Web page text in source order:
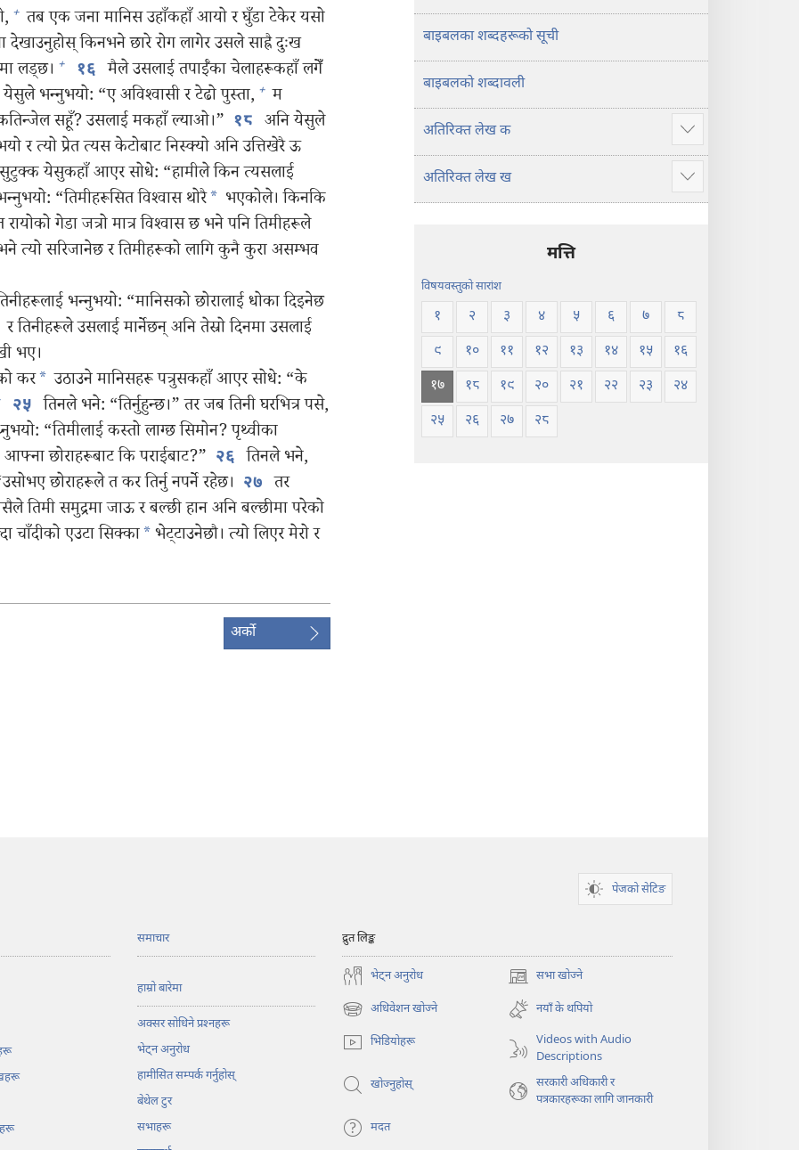
+ तब एक जना मानिस उहाँकहाँ आयो र घुँडा टेकेर यसो
देखाउनुहोस्‌ किनभने छारे रोग लागेर उसले साह्रै दुःख
लड्‌छ। + १६ मैले उसलाई तपाईँका चेलाहरूकहाँ लगेँ
भन्‍नुभयो: “ए अविश्‍वासी र टेढो पुस्ता, + म
सहूँ? उसलाई मकहाँ ल्याओ।” १८ अनि येसुले
र त्यो प्रेत त्यस केटोबाट निस्क्यो अनि उत्तिखेरै ऊ
येसुकहाँ आएर सोधे: “हामीले किन त्यसलाई
“तिमीहरूसित विश्‍वास थोरै* भएकोले। किनकि
गेडा जत्रो मात्र विश्‍वास छ भने पनि तिमीहरूले
त्यो सरिजानेछ र तिमीहरूको लागि कुनै कुरा असम्भव
भन्‍नुभयो: “मानिसको छोरालाई धोका दिइनेछ
र तिनीहरूले उसलाई मार्नेछन्‌ अनि तेस्रो दिनमा उसलाई
भए।
कर* उठाउने मानिसहरू पत्रुसकहाँ आएर सोधे: “के
२५ तिनले भने: “तिर्नुहुन्छ।” तर जब तिनी घरभित्र पसे,
“तिमीलाई कस्तो लाग्छ सिमोन? पृथ्वीका
छोराहरूबाट कि पराईबाट?” २६ तिनले भने,
छोराहरूले त कर तिर्नु नपर्ने रहेछ। २७ तर
तिमी समुद्रमा जाऊ र बल्छी हान अनि बल्छीमा परेको
चाँदीको एउटा सिक्का* भेट्टाउनेछौ। त्यो लिएर मेरो र
अर्को
बाइबलका शब्दहरूको सूची
बाइबलको शब्दावली
अतिरिक्‍त लेख क
थप
देखाउने
अतिरिक्‍त लेख ख
थप
देखाउने
मत्ति
विषयवस्तुको सारांश
१ २ ३ ४ ५ ६ ७
८
९
१० ११ १२ १३ १४ १५
१६
१७
१८ १९ २० २१ २२ २३
२४
२५
२६ २७ २८
पेजको सेटिङ
समाचार
हाम्रो बारेमा
अक्सर सोधिने प्रश्‍नहरू
भेट्‌न अनुरोध
हामीसित सम्पर्क गर्नुहोस्‌
बेथेल टुर
सभाहरू
द्रुत लिङ्क
भेट्‌न अनुरोध सभा खोज्ने
(ब्राउजरको
अर्को
ट्याबमा
पृष्ठ
अधिवेशन खोज्ने
(ब्राउजरको
अर्को
ट्याबमा
पृष्ठ
नयाँ के थपियो
भिडियोहरू
Videos with Audio
Descriptions
खोज्नुहोस्‌
सरकारी अधिकारी र
पत्रकारहरूका लागि जानकारी
मदत